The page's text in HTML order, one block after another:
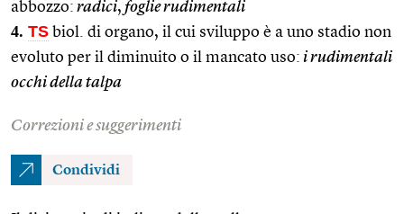
abbozzo: radici, foglie rudimentali
4. TS biol. di organo, il cui sviluppo è a uno stadio non
evoluto per il diminuito o il mancato uso: i rudimentali
occhi della talpa
Correzioni e suggerimenti
Condividi